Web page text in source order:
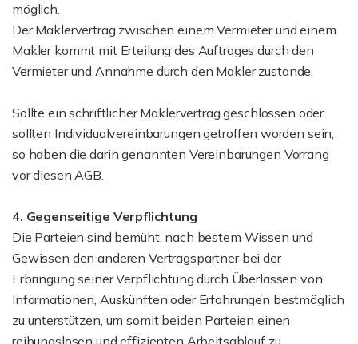
möglich.
Der Maklervertrag zwischen einem Vermieter und einem
Makler kommt mit Erteilung des Auftrages durch den
Vermieter und Annahme durch den Makler zustande.
Sollte ein schriftlicher Maklervertrag geschlossen oder
sollten Individualvereinbarungen getroffen worden sein,
so haben die darin genannten Vereinbarungen Vorrang
vor diesen AGB.
4. Gegenseitige Verpflichtung
Die Parteien sind bemüht, nach bestem Wissen und
Gewissen den anderen Vertragspartner bei der
Erbringung seiner Verpflichtung durch Überlassen von
Informationen, Auskünften oder Erfahrungen bestmöglich
zu unterstützen, um somit beiden Parteien einen
reibungslosen und effizienten Arbeitsablauf zu